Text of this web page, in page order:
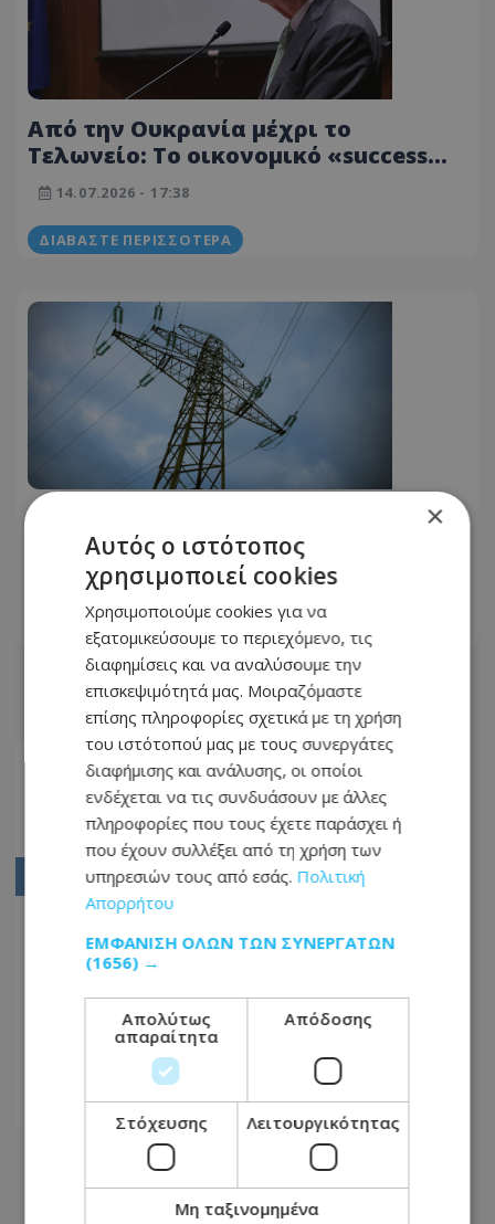
Από την Ουκρανία μέχρι το
Τελωνείο: Το οικονομικό «success
story» της Κυπριακής Προεδρίας
14.07.2026 - 17:38
ΔΙΑΒΆΣΤΕ ΠΕΡΙΣΣΌΤΕΡΑ
ΔΣΜΚ: Επαρκής η παραγωγή
ρεύματος, εφόσον δεν υπάρξουν
βλάβες
14.07.2026 - 11:07
ΔΙΑΒΆΣΤΕ ΠΕΡΙΣΣΌΤΕΡΑ
Αρχική
02
04
06
1278
×
Αυτός ο ιστότοπος
χρησιμοποιεί cookies
Χρησιμοποιούμε cookies για να
εξατομικεύσουμε το περιεχόμενο, τις
διαφημίσεις και να αναλύσουμε την
επισκεψιμότητά μας. Μοιραζόμαστε
επίσης πληροφορίες σχετικά με τη χρήση
του ιστότοπού μας με τους συνεργάτες
διαφήμισης και ανάλυσης, οι οποίοι
ενδέχεται να τις συνδυάσουν με άλλες
πληροφορίες που τους έχετε παράσχει ή
που έχουν συλλέξει από τη χρήση των
υπηρεσιών τους από εσάς. Πολιτική
Απορρήτου
ΕΜΦΆΝΙΣΗ ΌΛΩΝ ΤΩΝ ΣΥΝΕΡΓΑΤΏΝ
(1656) →
Απολύτως
απαραίτητα
Απόδοσης
Στόχευσης Λειτουργικότητας
Μη ταξινομημένα